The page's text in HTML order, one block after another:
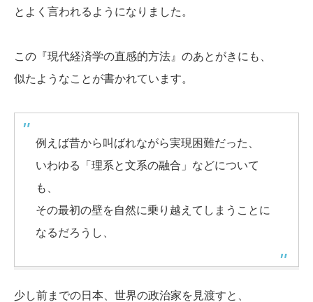
とよく言われるようになりました。
この『現代経済学の直感的方法』のあとがきにも、
似たようなことが書かれています。
例えば昔から叫ばれながら実現困難だった、
いわゆる「理系と文系の融合」などについて
も、
その最初の壁を自然に乗り越えてしまうことに
なるだろうし、
少し前までの日本、世界の政治家を見渡すと、